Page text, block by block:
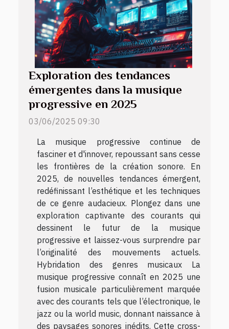
Exploration des tendances
émergentes dans la musique
progressive en 2025
03/06/2025 09:30
La musique progressive continue de
fasciner et d'innover, repoussant sans cesse
les frontières de la création sonore. En
2025, de nouvelles tendances émergent,
redéfinissant l’esthétique et les techniques
de ce genre audacieux. Plongez dans une
exploration captivante des courants qui
dessinent le futur de la musique
progressive et laissez-vous surprendre par
l’originalité des mouvements actuels.
Hybridation des genres musicaux La
musique progressive connaît en 2025 une
fusion musicale particulièrement marquée
avec des courants tels que l’électronique, le
jazz ou la world music, donnant naissance à
des paysages sonores inédits. Cette cross-